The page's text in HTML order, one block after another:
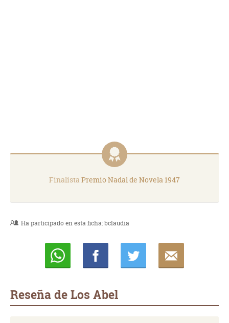
Finalista Premio Nadal de Novela 1947
Ha participado en esta ficha:bclaudia
Reseña de Los Abel